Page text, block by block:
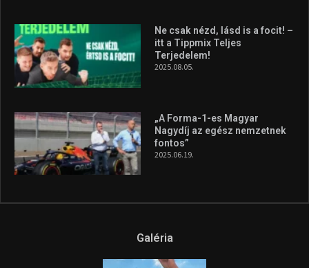
Ne csak nézd, lásd is a focit! –
itt a Tippmix Teljes
Terjedelem!
2025.08.05.
„A Forma-1-es Magyar
Nagydíj az egész nemzetnek
fontos”
2025.06.19.
Galéria